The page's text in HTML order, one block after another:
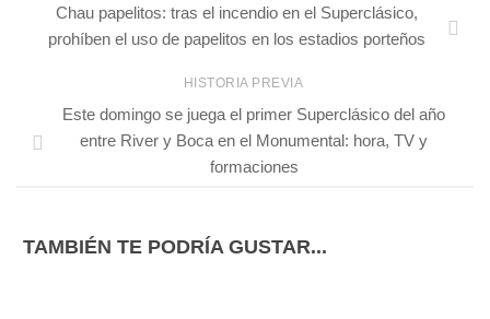
Chau papelitos: tras el incendio en el Superclásico,
prohíben el uso de papelitos en los estadios porteños
HISTORIA PREVIA
Este domingo se juega el primer Superclásico del año
entre River y Boca en el Monumental: hora, TV y
formaciones
TAMBIÉN TE PODRÍA GUSTAR...